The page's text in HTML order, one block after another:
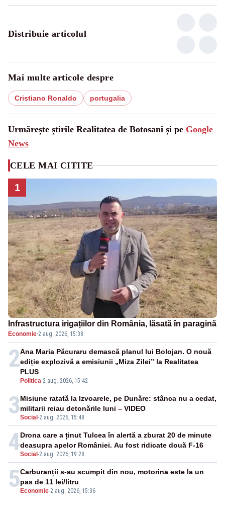
Distribuie articolul
Mai multe articole despre
Cristiano Ronaldo portugalia
Urmărește știrile Realitatea de Botosani și pe Google
News
CELE MAI CITITE
1
Infrastructura irigațiilor din România, lăsată în paragină
Economie·2 aug. 2026, 15:38
2
Politica-2 aug. 2026, 15:42
Ana Maria Păcuraru demască planul lui Bolojan. O nouă
ediție explozivă a emisiunii „Miza Zilei” la Realitatea
PLUS
3Social -2 aug. 2026, 15:48
Misiune ratată la Izvoarele, pe Dunăre: stânca nu a cedat,
militarii reiau detonările luni – VIDEO
4Social -2 aug. 2026, 19:28
Drona care a ținut Tulcea în alertă a zburat 20 de minute
deasupra apelor României. Au fost ridicate două F-16
5 Economie-2 aug. 2026, 15:36
Carburanții s-au scumpit din nou, motorina este la un
pas de 11 lei/litru